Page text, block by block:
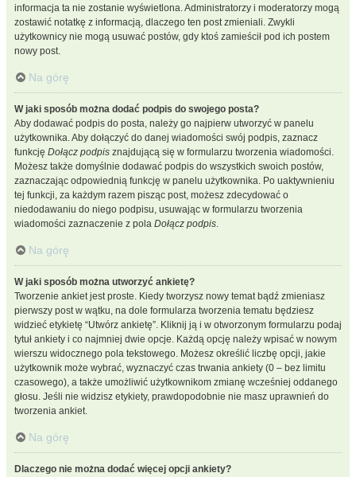
informacja ta nie zostanie wyświetlona. Administratorzy i moderatorzy mogą
zostawić notatkę z informacją, dlaczego ten post zmieniali. Zwykli
użytkownicy nie mogą usuwać postów, gdy ktoś zamieścił pod ich postem
nowy post.
Na górę
W jaki sposób można dodać podpis do swojego posta?
Aby dodawać podpis do posta, należy go najpierw utworzyć w panelu
użytkownika. Aby dołączyć do danej wiadomości swój podpis, zaznacz
funkcję Dołącz podpis znajdującą się w formularzu tworzenia wiadomości.
Możesz także domyślnie dodawać podpis do wszystkich swoich postów,
zaznaczając odpowiednią funkcję w panelu użytkownika. Po uaktywnieniu
tej funkcji, za każdym razem pisząc post, możesz zdecydować o
niedodawaniu do niego podpisu, usuwając w formularzu tworzenia
wiadomości zaznaczenie z pola Dołącz podpis.
Na górę
W jaki sposób można utworzyć ankietę?
Tworzenie ankiet jest proste. Kiedy tworzysz nowy temat bądź zmieniasz
pierwszy post w wątku, na dole formularza tworzenia tematu będziesz
widzieć etykietę “Utwórz ankietę”. Kliknij ją i w otworzonym formularzu podaj
tytuł ankiety i co najmniej dwie opcje. Każdą opcję należy wpisać w nowym
wierszu widocznego pola tekstowego. Możesz określić liczbę opcji, jakie
użytkownik może wybrać, wyznaczyć czas trwania ankiety (0 – bez limitu
czasowego), a także umożliwić użytkownikom zmianę wcześniej oddanego
głosu. Jeśli nie widzisz etykiety, prawdopodobnie nie masz uprawnień do
tworzenia ankiet.
Na górę
Dlaczego nie można dodać więcej opcji ankiety?